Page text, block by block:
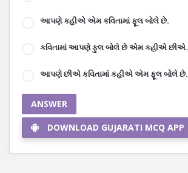
આપણે કહીએ એમ કવિતામાં ફૂલ બોલે છે.
કવિતામાં આપણે ફુલ બોલે છે એમ કહીએ છીએ.
આપણે છીએ કવિતામાં કહીએ એમ ફૂલ બોલે છે.
ANSWER
DOWNLOAD GUJARATI MCQ APP